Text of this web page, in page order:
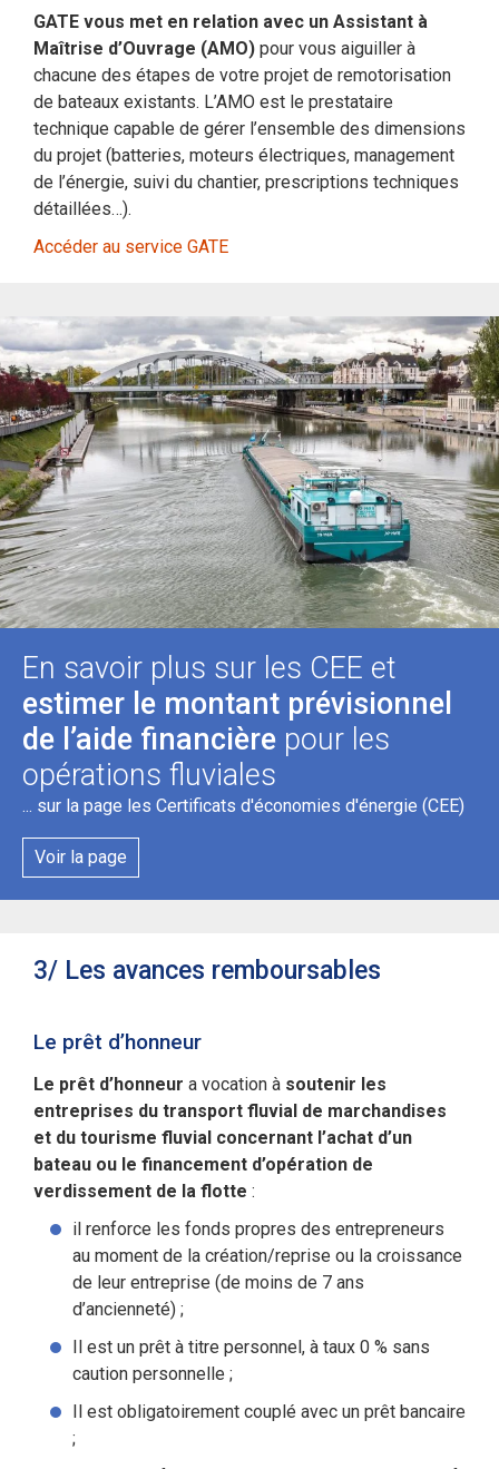
GATE vous met en relation avec un Assistant à
Maîtrise d’Ouvrage (AMO) pour vous aiguiller à
chacune des étapes de votre projet de remotorisation
de bateaux existants. L’AMO est le prestataire
technique capable de gérer l’ensemble des dimensions
du projet (batteries, moteurs électriques, management
de l’énergie, suivi du chantier, prescriptions techniques
détaillées…).
Accéder au service GATE
En savoir plus sur les CEE et
estimer le montant prévisionnel
de l’aide financière pour les
opérations fluviales
... sur la page les Certificats d'économies d'énergie (CEE)
Voir la page
3/ Les avances remboursables
Le prêt d’honneur
Le prêt d’honneur a vocation à soutenir les
entreprises du transport fluvial de marchandises
et du tourisme fluvial concernant l’achat d’un
bateau ou le financement d’opération de
verdissement de la flotte :
il renforce les fonds propres des entrepreneurs
au moment de la création/reprise ou la croissance
de leur entreprise (de moins de 7 ans
d’ancienneté) ;
Il est un prêt à titre personnel, à taux 0 % sans
caution personnelle ;
Il est obligatoirement couplé avec un prêt bancaire
;